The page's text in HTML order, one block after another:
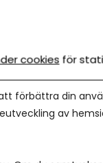
här.Få tips,
cookies för
förbättra din
av